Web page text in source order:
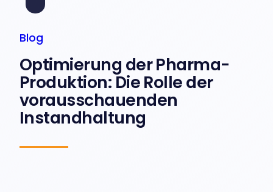
Blog
Optimierung der Pharma-
Produktion: Die Rolle der
vorausschauenden
Instandhaltung